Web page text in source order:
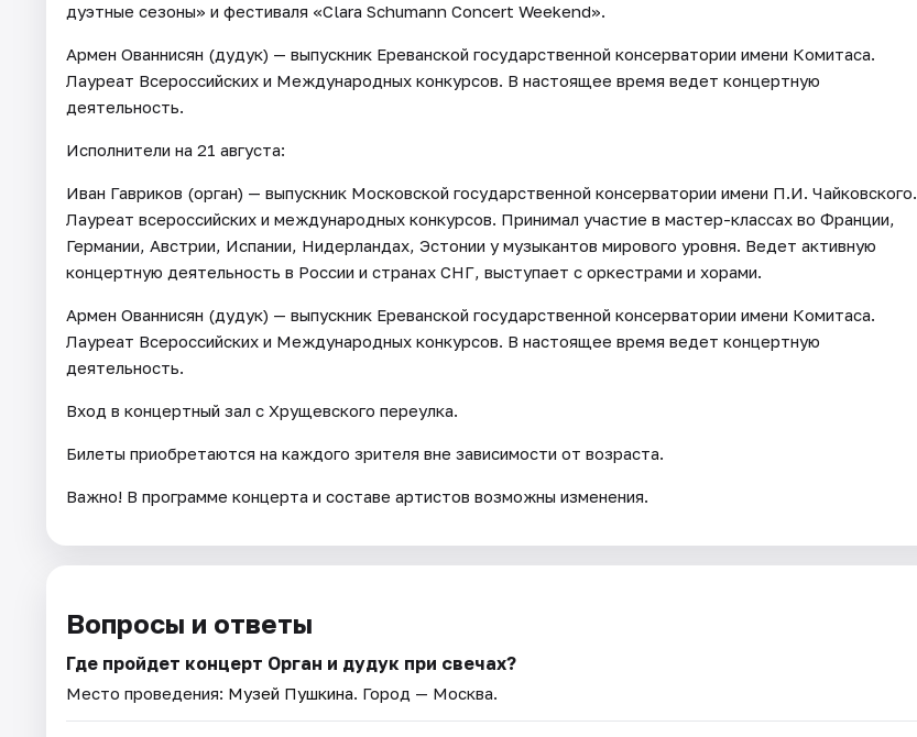
дуэтные сезоны» и фестиваля «Clara Schumann Concert Weekend».
Армен Ованнисян (дудук) — выпускник Ереванской государственной консерватории имени Комитаса.
Лауреат Всероссийских и Международных конкурсов. В настоящее время ведет концертную
деятельность.
Исполнители на 21 августа:
Иван Гавриков (орган) — выпускник Московской государственной консерватории имени П.И. Чайковского.
Лауреат всероссийских и международных конкурсов. Принимал участие в мастер-классах во Франции,
Германии, Австрии, Испании, Нидерландах, Эстонии у музыкантов мирового уровня. Ведет активную
концертную деятельность в России и странах СНГ, выступает с оркестрами и хорами.
Армен Ованнисян (дудук) — выпускник Ереванской государственной консерватории имени Комитаса.
Лауреат Всероссийских и Международных конкурсов. В настоящее время ведет концертную
деятельность.
Вход в концертный зал с Хрущевского переулка.
Билеты приобретаются на каждого зрителя вне зависимости от возраста.
Важно! В программе концерта и составе артистов возможны изменения.
Вопросы и ответы
Где пройдет концерт Орган и дудук при свечах?
Место проведения: Музей Пушкина. Город — Москва.